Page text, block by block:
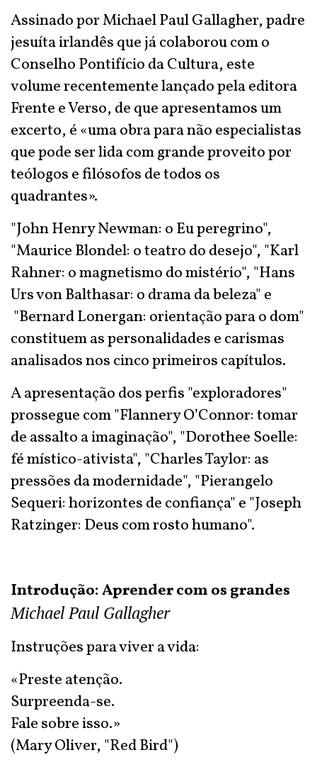
Assinado por Michael Paul Gallagher, padre
jesuíta irlandês que já colaborou com o
Conselho Pontifício da Cultura, este
volume recentemente lançado pela editora
Frente e Verso, de que apresentamos um
excerto, é «uma obra para não especialistas
que pode ser lida com grande proveito por
teólogos e filósofos de todos os
quadrantes».
"John Henry Newman: o Eu peregrino",
"Maurice Blondel: o teatro do desejo", "Karl
Rahner: o magnetismo do mistério", "Hans
Urs von Balthasar: o drama da beleza" e
"Bernard Lonergan: orientação para o dom"
constituem as personalidades e carismas
analisados nos cinco primeiros capítulos.
A apresentação dos perfis "exploradores"
prossegue com "Flannery O’Connor: tomar
de assalto a imaginação", "Dorothee Soelle:
fé místico-ativista", "Charles Taylor: as
pressões da modernidade", "Pierangelo
Sequeri: horizontes de confiança" e "Joseph
Ratzinger: Deus com rosto humano".
Introdução: Aprender com os grandes
Michael Paul Gallagher
Instruções para viver a vida:
«Preste atenção.
Surpreenda-se.
Fale sobre isso.»
(Mary Oliver, "Red Bird")